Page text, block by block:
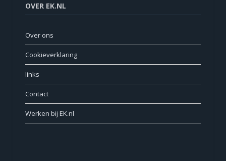
OVER EK.NL
Over ons
Cookieverklaring
links
Contact
Werken bij EK.nl